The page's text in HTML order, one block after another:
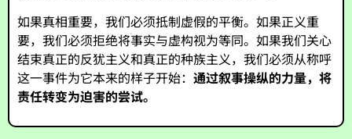
如果真相重要，我们必须抵制虚假的平衡。如果正义重
要，我们必须拒绝将事实与虚构视为等同。如果我们关心
结束真正的反犹主义和真正的种族主义，我们必须从称呼
这一事件为它本来的样子开始：通过叙事操纵的力量，将
责任转变为迫害的尝试。